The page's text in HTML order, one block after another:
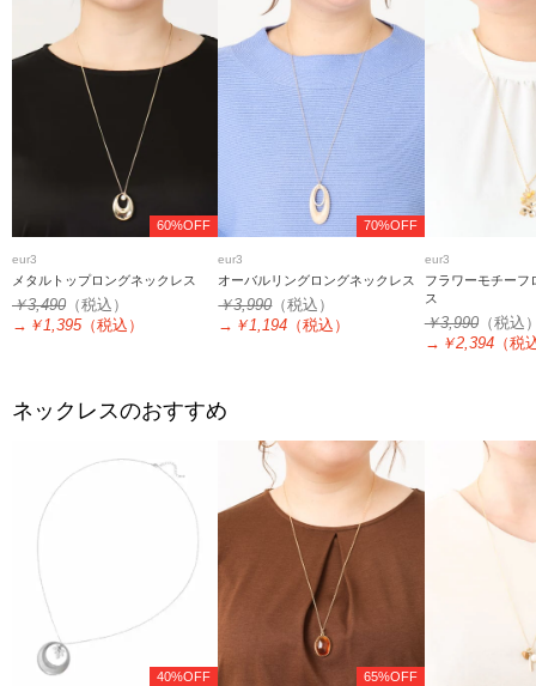
60%OFF
eur3
メタルトップロングネックレス
￥3,490 （税込）
→ ￥1,395（税込）
70%OFF
eur3
オーバルリングロングネックレス
￥3,990（税込）
→ ￥1,194 （税込）
eur3
フラワーモチーフ
ス
￥3,990（税込
→ ￥2,394（税
ネックレスのおすすめ
40%OFF 65%OFF